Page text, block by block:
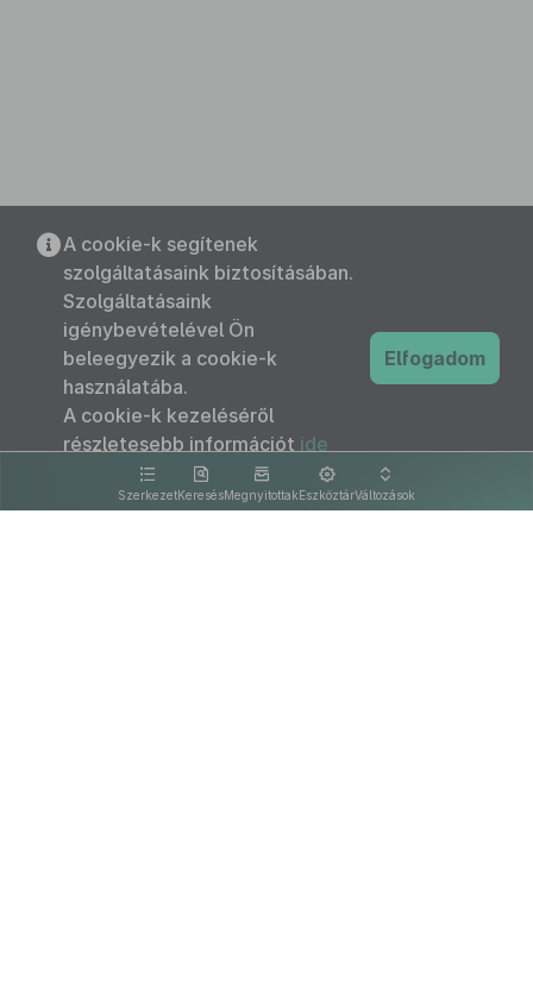
SzerkezetKeresésMegnyitottakEszköztárVáltozások
A cookie-k segítenek
szolgáltatásaink biztosításában.
Szolgáltatásaink
igénybevételével Ön
beleegyezik a cookie-k
használatába.
A cookie-k kezeléséről
részletesebb információt ide
kattintva olvashat.
Elfogadom